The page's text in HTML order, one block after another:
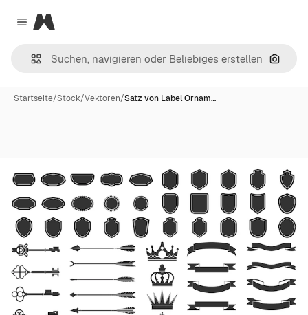
Close menu
Magnific
Nach
Startseite/Stock/Vektoren/Satz von Label Ornam…